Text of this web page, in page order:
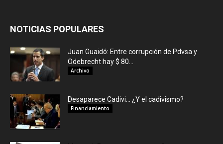
NOTICIAS POPULARES
Juan Guaidó: Entre corrupción de Pdvsa y
Odebrecht hay $ 80...
Archivo
Desaparece Cadivi… ¿Y el cadivismo?
Financiamiento